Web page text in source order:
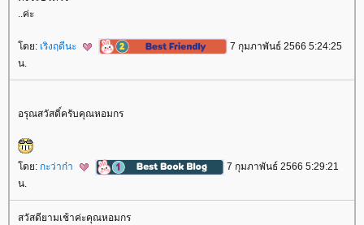
..ค่ะ
ดย: เริงฤดีนะ
7 กุมภาพันธ์ 2566 5:24:25
น.
อรุณสวัสดิ์ครับคุณหอมกร
ดย: กะว่าก๋า
7 กุมภาพันธ์ 2566 5:29:21
น.
สวัสดียามเช้าค่ะคุณหอมกร